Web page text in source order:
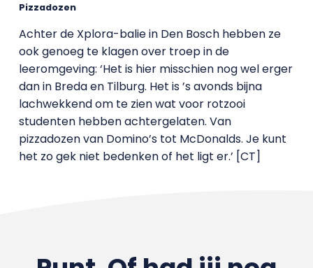
Pizzadozen
Achter de Xplora-balie in Den Bosch hebben ze
ook genoeg te klagen over troep in de
leeromgeving: ‘Het is hier misschien nog wel erger
dan in Breda en Tilburg. Het is ’s avonds bijna
lachwekkend om te zien wat voor rotzooi
studenten hebben achtergelaten. Van
pizzadozen van Domino’s tot McDonalds. Je kunt
het zo gek niet bedenken of het ligt er.’ [CT]